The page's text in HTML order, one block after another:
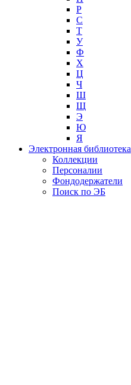
Р
С
Т
У
Ф
Х
Ц
Ч
Ш
Щ
Э
Ю
Я
Электронная библиотека
Коллекции
Персоналии
Фондодержатели
Поиск по ЭБ